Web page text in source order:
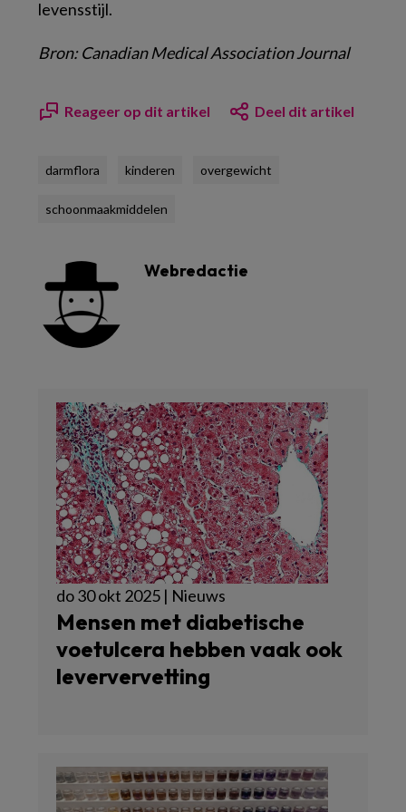
levensstijl.
Bron: Canadian Medical Association Journal
Reageer op dit artikel Deel dit artikel
darmflora kinderen overgewicht
schoonmaakmiddelen
Webredactie
do 30 okt 2025 | Nieuws
Mensen met diabetische
voetulcera hebben vaak ook
leververvetting